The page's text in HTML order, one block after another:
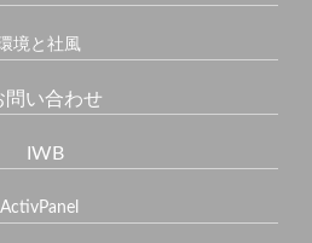
境と社風
問い合わせ
IWB
ActivPanel